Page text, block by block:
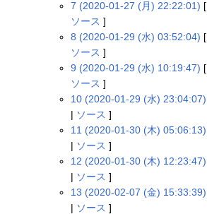
7 (2020-01-27 (月) 22:22:01) [
ソース ]
8 (2020-01-29 (水) 03:52:04) [
ソース ]
9 (2020-01-29 (水) 10:19:47) [
ソース ]
10 (2020-01-29 (水) 23:04:07)
| ソース ]
11 (2020-01-30 (木) 05:06:13)
| ソース ]
12 (2020-01-30 (木) 12:23:47)
| ソース ]
13 (2020-02-07 (金) 15:33:39)
| ソース ]